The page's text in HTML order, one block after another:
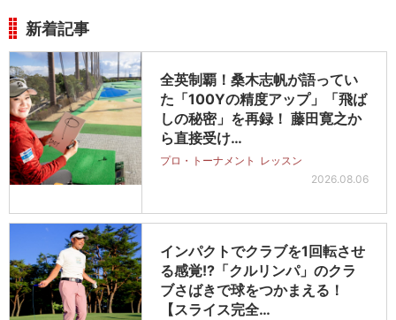
新着記事
全英制覇！桑木志帆が語ってい
た「100Yの精度アップ」「飛ば
しの秘密」を再録！ 藤田寛之か
ら直接受け…
プロ・トーナメント レッスン
2026.08.06
インパクトでクラブを1回転させ
る感覚!?「クルリンパ」のクラ
ブさばきで球をつかまえる！
【スライス完全…